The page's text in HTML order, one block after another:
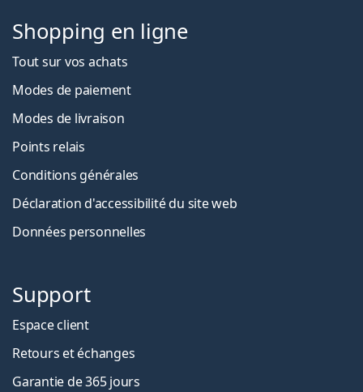
Shopping en ligne
Tout sur vos achats
Modes de paiement
Modes de livraison
Points relais
Conditions générales
Déclaration d'accessibilité du site web
Données personnelles
Support
Espace client
Retours et échanges
Garantie de 365 jours